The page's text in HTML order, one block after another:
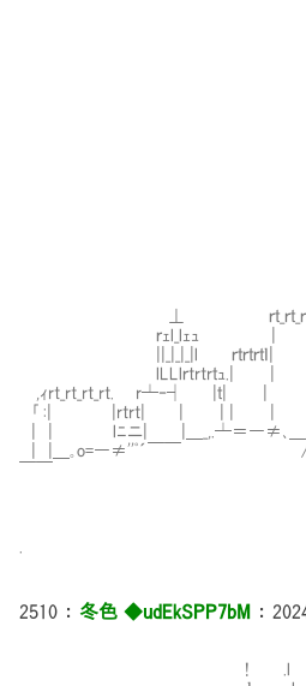
ﾍ|」 L
｢
ｌ^ｌ＾Lｌ
ﾚｰ
l^Ll^Ｌ
l-
rｔ..r
⊥ ｒｔ_ｒ
ｒｪl_lｪ
||_|_|_|l ｒ
lLLlｒtrtr
,ｨrt_rt_rt_rt.
｢ :| |rtrt| | | | | | | | __,｡o
| | lﾆニ| |＿_,.┴＝―≠､＿_｡
| |＿｡o=―≠''ﾟ´￣￣ /
￣￣ _,ムイ ∠
2510 ： 冬色 ◆udEkSPP7bM ：
! .l